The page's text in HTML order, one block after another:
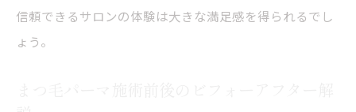
信頼できるサロンの体験は大きな満足感を得られるでし
ょう。